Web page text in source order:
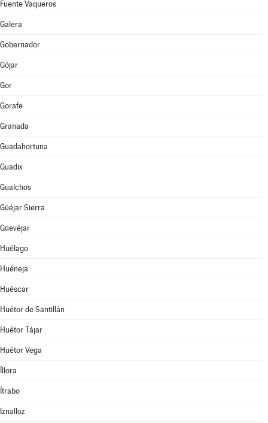
Fuente Vaqueros
Galera
Gobernador
Gójar
Gor
Gorafe
Granada
Guadahortuna
Guadix
Gualchos
Güéjar Sierra
Güevéjar
Huélago
Huéneja
Huéscar
Huétor de Santillán
Huétor Tájar
Huétor Vega
Íllora
Ítrabo
Iznalloz